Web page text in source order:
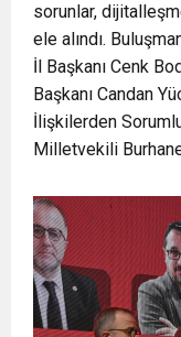
sorunlar,
ele alındı.
İl Başkanı Cenk
Başkanı Candan
İlişkilerden
Milletvekili